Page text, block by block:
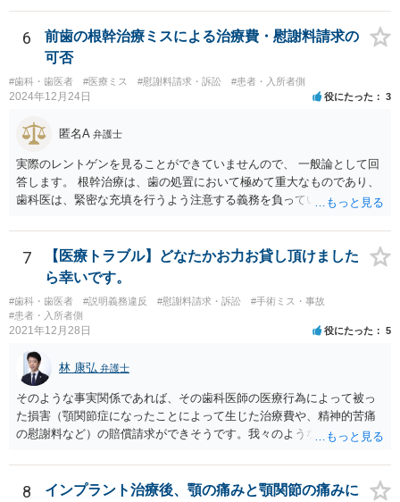
て予定する定めをしてはならない。 ２ 事業主は、女性労働者が婚姻
したことを理由として、解雇してはならない。 ３ 事業主は、その雇
用する女性労働者が妊娠したこと、出産したこと、労働基準法（昭和
二十二年法律第四十九号）第六十五条第一項の規定による休業を請求
し、又は同項若しくは同条第二項の規定による休業をしたことその他
の妊娠又は出産に関する事由であつて厚生労働省令で定めるものを理
はならない。 ４ 妊娠中の女性労働者及び出産後一年を経過しない女
該解雇が前項に規定する事由を理由とする解雇でないことを証明した
ときは、この限りでない。
させることができます。 消費者契約法は、いくつか取消の類型を定め
ています。 いくつか該当しそうな取消権をご参考までのせます。 ①土
台と被せ物の治療は通常同じ歯科で行いますので、被せ物の治療費が
益なる事実の不告知があった認められると考えられます。 そのため、
４０万円もかかるとは夢にも思わなかったという事情があれば、不利
益事実の不告知を理由とした取消権を主張することが出来る可能性が
あります（消費者契約法４条２項）。 ②また、保険外治療の必要性に
ついて虚偽の説明があったのであれば、不実告知取消ということも考
えられます（消費者契約法４条１項１号）。 ③そのほか、歯科治療
中、抗らうことが困難な状態で保険外治療の勧誘をされたということ
であれば、最近（令和５年６月１日）施行されたばかりですが、 退去
困難場所（たとえば、待合から診察台へ）に同行された上で困惑して
契約したという類型の取消権（改正消費者契約法４条３項３号）も使
える可能性があります。 一旦、書面で消費者契約法に基づく取消権を
行使するので払えないという 通知をして様子をみるのも手かと思いま
す。 その他、消費生活センターに相談して、間に入ってもらうことも
手かもしれません。
6
前歯の根幹治療ミスによる治療費・慰謝料請求の
可否
#歯科・歯医者 #医療ミス #慰謝料請求・訴訟 #患者・入所者側
2024年12月24日 役にたった 3
匿名A 弁護士
実際のレントゲンを見ることができていませんので、 一般論として回
答します。 根幹治療は、歯の処置において極めて重大なものであり、
歯科医は、緊密な充填を行うよう注意する義務を負っていると考えら
号事件） 当該義務に違反した場合、診療契約の不履行又は不法行為に
基づく損害賠償請求の可能性が生じます。 慰謝料に関しては、通院慰
謝料といった形での請求になろうかと思います。
7
【医療トラブル】どなたかお力お貸し頂けました
ら幸いです。
#歯科・歯医者 #説明義務違反 #慰謝料請求・訴訟
#手術ミス・事故
#患者・入所者側
2021年12月28日 役にたった 5
林 康弘 弁護士
そのような事実関係であれば、その歯科医師の医療行為によって被っ
た損害（顎関節症になったことによって生じた治療費や、精神的苦痛
の慰謝料など）の賠償請求ができそうです。我々のような弁護士に依
科）の先生の協力等を得ることも必要だと思います。
8
インプラント治療後、顎の痛みと顎関節の痛みに